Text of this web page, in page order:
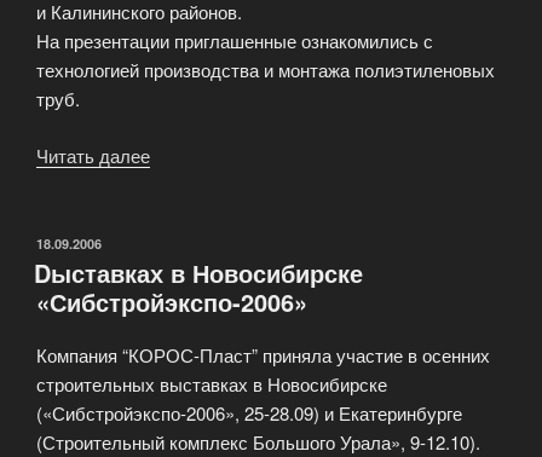
и Калининского районов.
На презентации приглашенные ознакомились с
технологией производства и монтажа полиэтиленовых
труб.
Читать далее
ОПУБЛИКОВАНО
18.09.2006
Dыставках в Новосибирске
«Сибстройэкспо-2006»
Компания “КОРОС-Пласт” приняла участие в осенних
строительных выставках в Новосибирске
(«Сибстройэкспо-2006», 25-28.09) и Екатеринбурге
(Строительный комплекс Большого Урала», 9-12.10).